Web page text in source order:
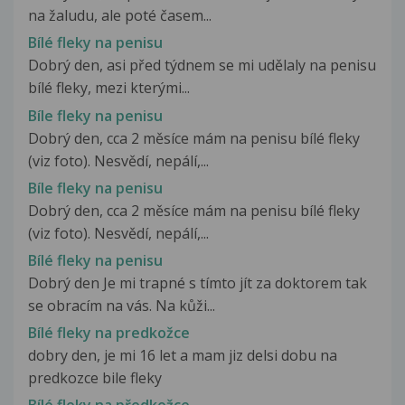
na žaludu, ale poté časem...
Bílé fleky na penisu
Dobrý den, asi před týdnem se mi udělaly na penisu
bílé fleky, mezi kterými...
Bíle fleky na penisu
Dobrý den, cca 2 měsíce mám na penisu bílé fleky
(viz foto). Nesvědí, nepálí,...
Bíle fleky na penisu
Dobrý den, cca 2 měsíce mám na penisu bílé fleky
(viz foto). Nesvědí, nepálí,...
Bílé fleky na penisu
Dobrý den Je mi trapné s tímto jít za doktorem tak
se obracím na vás. Na kůži...
Bílé fleky na predkožce
dobry den, je mi 16 let a mam jiz delsi dobu na
predkozce bile fleky